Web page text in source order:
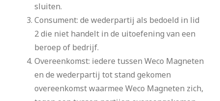
sluiten.
Consument: de wederpartij als bedoeld in lid
2 die niet handelt in de uitoefening van een
beroep of bedrijf.
Overeenkomst: iedere tussen Weco Magneten
en de wederpartij tot stand gekomen
overeenkomst waarmee Weco Magneten zich,